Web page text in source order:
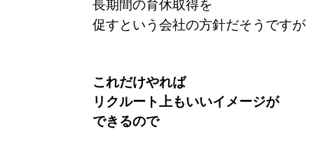
促すという会社の方針だそうですが
これだけやれば
リクルート上もいいイメージが
できるので